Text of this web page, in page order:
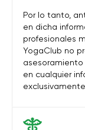
Por lo tanto,
en dicha
profesionales
YogaClub no
en cualquier